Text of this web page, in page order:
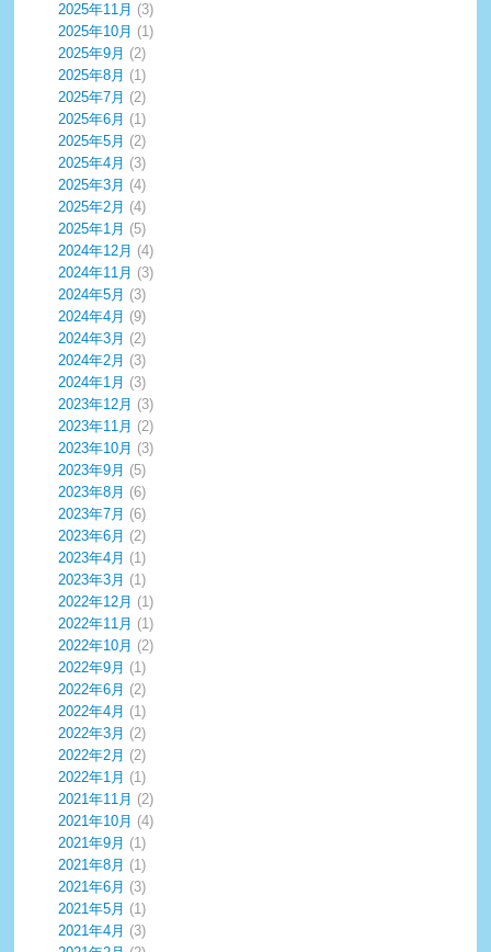
2025年11月 (3)
2025年10月 (1)
2025年9月 (2)
2025年8月 (1)
2025年7月 (2)
2025年6月 (1)
2025年5月 (2)
2025年4月 (3)
2025年3月 (4)
2025年2月 (4)
2025年1月 (5)
2024年12月 (4)
2024年11月 (3)
2024年5月 (3)
2024年4月 (9)
2024年3月 (2)
2024年2月 (3)
2024年1月 (3)
2023年12月 (3)
2023年11月 (2)
2023年10月 (3)
2023年9月 (5)
2023年8月 (6)
2023年7月 (6)
2023年6月 (2)
2023年4月 (1)
2023年3月 (1)
2022年12月 (1)
2022年11月 (1)
2022年10月 (2)
2022年9月 (1)
2022年6月 (2)
2022年4月 (1)
2022年3月 (2)
2022年2月 (2)
2022年1月 (1)
2021年11月 (2)
2021年10月 (4)
2021年9月 (1)
2021年8月 (1)
2021年6月 (3)
2021年5月 (1)
2021年4月 (3)